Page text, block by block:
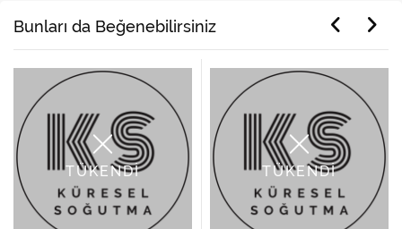
Bunları da Beğenebilirsiniz
TÜKENDİ TÜKENDİ